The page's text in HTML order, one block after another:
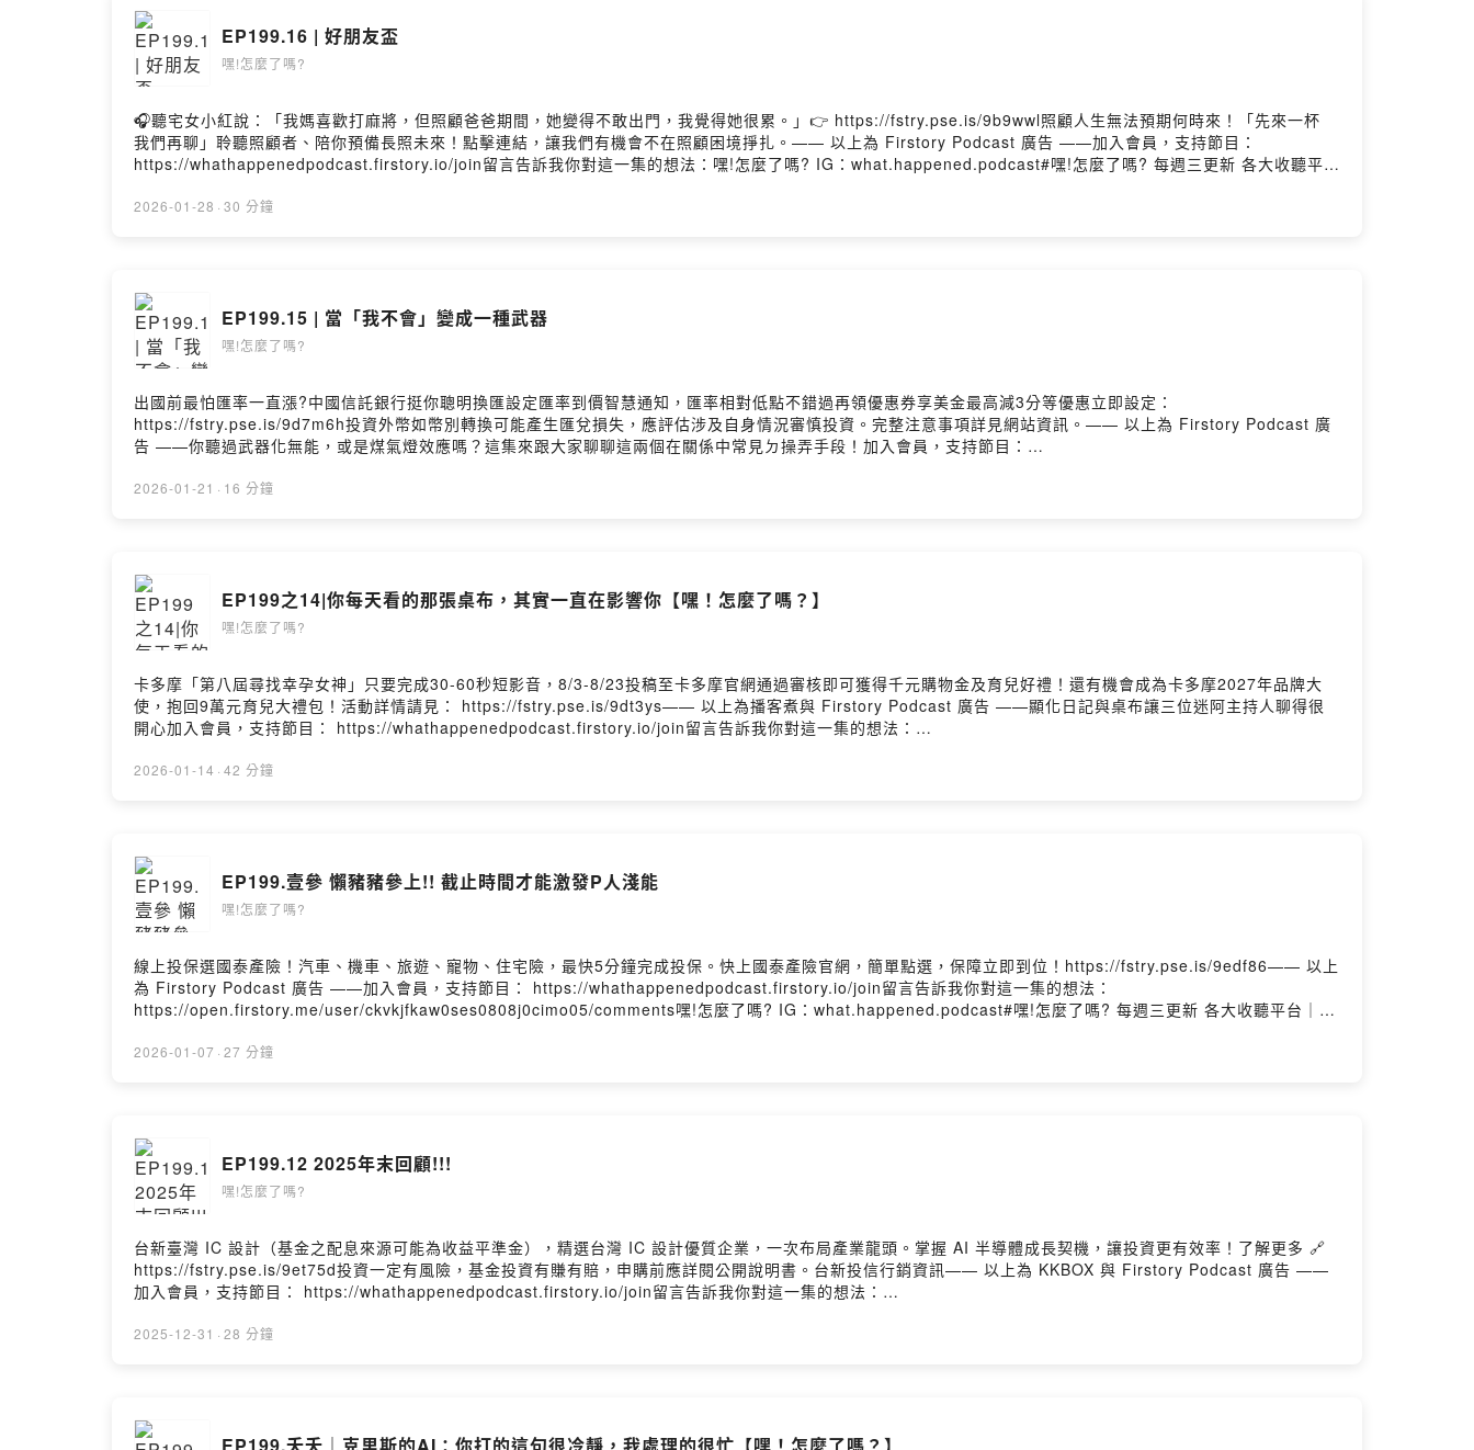
EP199.16 | 好朋友盃
嘿!怎麼了嗎?
🎧聽宅女小紅說：「我媽喜歡打麻將，但照顧爸爸期間，她變得不敢出門，我覺得她很累。」👉 https://fstry.pse.is/9b9wwl照顧人生無法預期何時來！「先來一杯
我們再聊」聆聽照顧者、陪你預備長照未來！點擊連結，讓我們有機會不在照顧困境掙扎。—— 以上為 Firstory Podcast 廣告 ——加入會員，支持節目：
https://whathappenedpodcast.firstory.io/join留言告訴我你對這一集的想法：嘿!怎麼了嗎? IG：what.happened.podcast#嘿!怎麼了嗎? 每週三更新 各大收聽平台
https://open.firstory.me/user/ckvkjfkaw0ses0808j0cimo05留言告訴我你對這一集的想法
2026-01-28 · 30 分鐘
EP199.15 | 當「我不會」變成一種武器
嘿!怎麼了嗎?
出國前最怕匯率一直漲?中國信託銀行挺你聰明換匯設定匯率到價智慧通知，匯率相對低點不錯過再領優惠券享美金最高減3分等優惠立即設定：
https://fstry.pse.is/9d7m6h投資外幣如幣別轉換可能產生匯兌損失，應評估涉及自身情況審慎投資。完整注意事項詳見網站資訊。—— 以上為 Firstory Podcast 廣
告 ——你聽過武器化無能，或是煤氣燈效應嗎？這集來跟大家聊聊這兩個在關係中常見ㄉ操弄手段！加入會員，支持節目：
heywhathappenedpodcast@gmail.com小額贊助支持本節目： https://open.firstory.me/user/ckvkjfkaw0ses0808j0cimo05生活總是不如意，但那又怎麼了嗎？
2026-01-21 · 16 分鐘
EP199之14|你每天看的那張桌布，其實一直在影響你【嘿！怎麼了嗎？】
嘿!怎麼了嗎?
卡多摩「第八屆尋找幸孕女神」只要完成30-60秒短影音，8/3-8/23投稿至卡多摩官網通過審核即可獲得千元購物金及育兒好禮！還有機會成為卡多摩2027年品牌大
使，抱回9萬元育兒大禮包！活動詳情請見： https://fstry.pse.is/9dt3ys—— 以上為播客煮與 Firstory Podcast 廣告 ——顯化日記與桌布讓三位迷阿主持人聊得很
開心加入會員，支持節目： https://whathappenedpodcast.firstory.io/join留言告訴我你對這一集的想法：
https://linktr.ee/heywhathappenedpodcastIG、YT、Tiktok 搜尋｜嘿!怎麼了嗎?合作邀約｜heywhathappenedpodcast@gmail.com小額贊助支持本節目：
2026-01-14 · 42 分鐘
EP199.壹參 懶豬豬參上!! 截止時間才能激發P人淺能
嘿!怎麼了嗎?
線上投保選國泰產險！汽車、機車、旅遊、寵物、住宅險，最快5分鐘完成投保。快上國泰產險官網，簡單點選，保障立即到位！https://fstry.pse.is/9edf86—— 以上
為 Firstory Podcast 廣告 ——加入會員，支持節目： https://whathappenedpodcast.firstory.io/join留言告訴我你對這一集的想法：
https://open.firstory.me/user/ckvkjfkaw0ses0808j0cimo05/comments嘿!怎麼了嗎? IG：what.happened.podcast#嘿!怎麼了嗎? 每週三更新 各大收聽平台｜
https://open.firstory.me/user/ckvkjfkaw0ses0808j0cimo05留言告訴我你對這一集的想法
2026-01-07 · 27 分鐘
EP199.12 2025年末回顧!!!
嘿!怎麼了嗎?
台新臺灣 IC 設計（基金之配息來源可能為收益平準金），精選台灣 IC 設計優質企業，一次布局產業龍頭。掌握 AI 半導體成長契機，讓投資更有效率！了解更多 🔗
https://fstry.pse.is/9et75d投資一定有風險，基金投資有賺有賠，申購前應詳閱公開說明書。台新投信行銷資訊—— 以上為 KKBOX 與 Firstory Podcast 廣告 ——
加入會員，支持節目： https://whathappenedpodcast.firstory.io/join留言告訴我你對這一集的想法：
https://linktr.ee/heywhathappenedpodcastIG、YT、Tiktok 搜尋｜嘿!怎麼了嗎?合作邀約｜heywhathappenedpodcast@gmail.com小額贊助支持本節目：
2025-12-31 · 28 分鐘